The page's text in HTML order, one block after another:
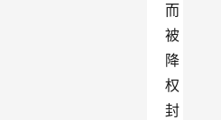
而
被
降
权
封